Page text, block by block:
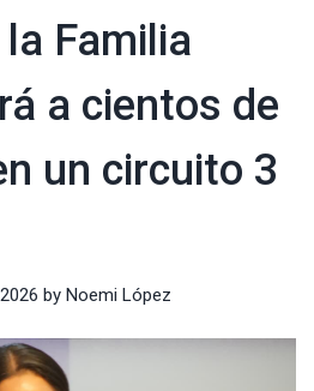
Familia
a cientos de
un circuito 3
by Noemi López